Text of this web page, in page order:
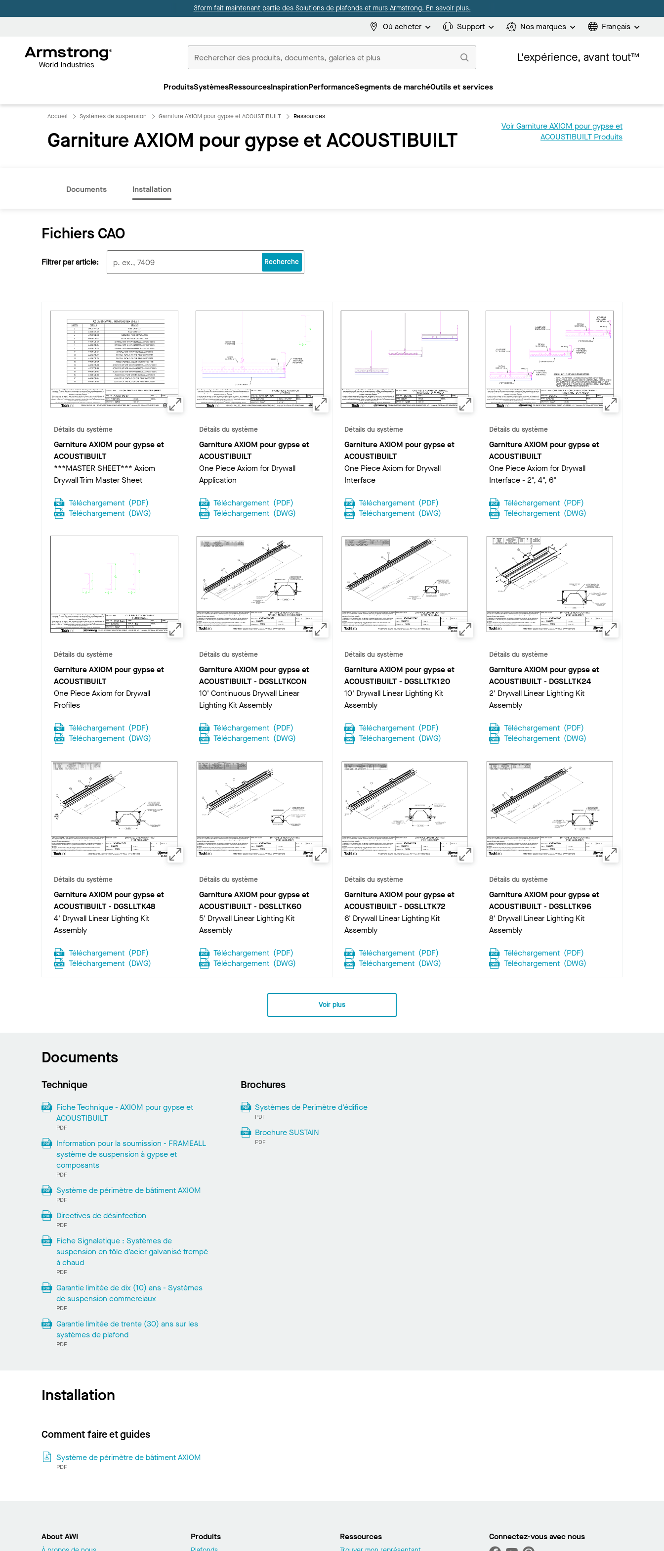
3form fait maintenant partie des Solutions de plafonds et murs Armstrong. En savoir plus.
Où acheter Support Nos marques Français
Commerciaux
L'expérience, avant tout™
ProduitsSystèmesRessourcesInspirationPerformanceSegments de marchéOutils et services
Accueil Systèmes de suspension Garniture AXIOM pour gypse et ACOUSTIBUILT Ressources
Garniture AXIOM pour gypse et ACOUSTIBUILT
Voir Garniture AXIOM pour gypse et
ACOUSTIBUILT Produits
Documents Installation
Fichiers CAO
Filtrer par article: Recherche
Détails du système
Garniture AXIOM pour gypse et
ACOUSTIBUILT
***MASTER SHEET*** Axiom
Drywall Trim Master Sheet
Téléchargement (PDF)
Téléchargement (DWG)
Détails du système
Garniture AXIOM pour gypse et
ACOUSTIBUILT
One Piece Axiom for Drywall
Application
Téléchargement (PDF)
Téléchargement (DWG)
Détails du système
Garniture AXIOM pour gypse et
ACOUSTIBUILT
One Piece Axiom for Drywall
Interface
Téléchargement (PDF)
Téléchargement (DWG)
Détails du système
Garniture AXIOM pour gypse et
ACOUSTIBUILT
One Piece Axiom for Drywall
Interface - 2", 4", 6"
Téléchargement (PDF)
Téléchargement (DWG)
Détails du système
Garniture AXIOM pour gypse et
ACOUSTIBUILT
One Piece Axiom for Drywall
Profiles
Téléchargement (PDF)
Téléchargement (DWG)
Détails du système
Garniture AXIOM pour gypse et
ACOUSTIBUILT- DGSLLTKCON
10' Continuous Drywall Linear
Lighting Kit Assembly
Téléchargement (PDF)
Téléchargement (DWG)
Détails du système
Garniture AXIOM pour gypse et
ACOUSTIBUILT- DGSLLTK120
10' Drywall Linear Lighting Kit
Assembly
Téléchargement (PDF)
Téléchargement (DWG)
Détails du système
Garniture AXIOM pour gypse et
ACOUSTIBUILT- DGSLLTK24
2' Drywall Linear Lighting Kit
Assembly
Téléchargement (PDF)
Téléchargement (DWG)
Détails du système
Garniture AXIOM pour gypse et
ACOUSTIBUILT- DGSLLTK48
4' Drywall Linear Lighting Kit
Assembly
Téléchargement (PDF)
Téléchargement (DWG)
Détails du système
Garniture AXIOM pour gypse et
ACOUSTIBUILT- DGSLLTK60
5' Drywall Linear Lighting Kit
Assembly
Téléchargement (PDF)
Téléchargement (DWG)
Détails du système
Garniture AXIOM pour gypse et
ACOUSTIBUILT- DGSLLTK72
6' Drywall Linear Lighting Kit
Assembly
Téléchargement (PDF)
Téléchargement (DWG)
Détails du système
Garniture AXIOM pour gypse et
ACOUSTIBUILT- DGSLLTK96
8' Drywall Linear Lighting Kit
Assembly
Téléchargement (PDF)
Téléchargement (DWG)
Voir plus
Documents
Technique
Fiche Technique - AXIOM pour gypse et
ACOUSTIBUILT
PDF
Information pour la soumission - FRAMEALL
système de suspension à gypse et
composants
PDF
Système de périmètre de bâtiment AXIOM
PDF
Directives de désinfection
PDF
Fiche Signaletique : Systèmes de
suspension en tôle d’acier galvanisé trempé
à chaud
PDF
Garantie limitée de dix (10) ans - Systèmes
de suspension commerciaux
PDF
Garantie limitée de trente (30) ans sur les
systèmes de plafond
PDF
Brochures
Systèmes de Perimètre d'édifice
PDF
Brochure SUSTAIN
PDF
Installation
Comment faire et guides
Système de périmètre de bâtiment AXIOM
PDF
About AWI Produits Ressources Connectez-vous avec nous